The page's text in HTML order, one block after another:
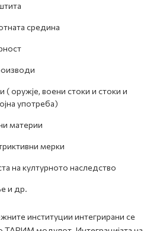
средина
( оружје, воени стоки и стоки и
употреба)
материи
мерки
на културното наследство
и др.
институции интегрирани се